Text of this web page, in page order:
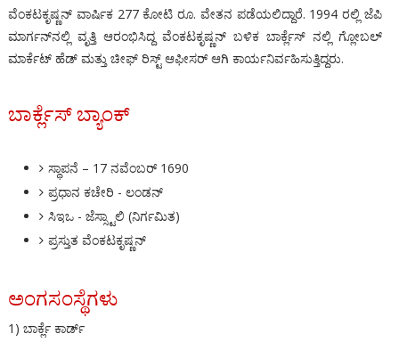
ವೆಂಕಟಕೃಷ್ಣನ್ ವಾರ್ಷಿಕ 277 ಕೋಟಿ ರೂ. ವೇತನ ಪಡೆಯಲಿದ್ದಾರೆ. 1994 ರಲ್ಲಿ ಜೆಪಿ
ಮಾರ್ಗನ್‌ನಲ್ಲಿ ವೃತ್ತಿ ಆರಂಭಿಸಿದ್ದ ವೆಂಕಟಕೃಷ್ಣನ್ ಬಳಿಕ ಬಾರ್ಕ್ಲೆಸ್ ‌ನಲ್ಲಿ ಗ್ಲೋಬಲ್
ಮಾರ್ಕೆಟ್ ಹೆಡ್ ಮತ್ತು ಚೀಫ್ ರಿಸ್ಟ್ ಆಫೀಸರ್ ಆಗಿ ಕಾರ್ಯನಿರ್ವಹಿಸುತ್ತಿದ್ದರು.
ಬಾರ್ಕ್ಲೆಸ್ ಬ್ಯಾಂಕ್
ಸ್ಥಾಪನೆ – 17 ನವೆಂಬರ್ 1690
ಪ್ರಧಾನ ಕಚೇರಿ - ಲಂಡನ್
ಸಿಇಒ - ಜೆಸ್ಸ್ಟಾಲಿ (ನಿರ್ಗಮಿತ)
ಪ್ರಸ್ತುತ ವೆಂಕಟಕೃಷ್ಣನ್
ಅಂಗಸಂಸ್ಥೆಗಳು
1) ಬಾರ್ಕ್ಲೆ ಕಾರ್ಡ್